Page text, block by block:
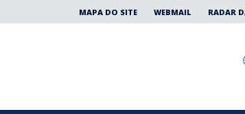
MAPA DO SITE WEBMAIL RADAR